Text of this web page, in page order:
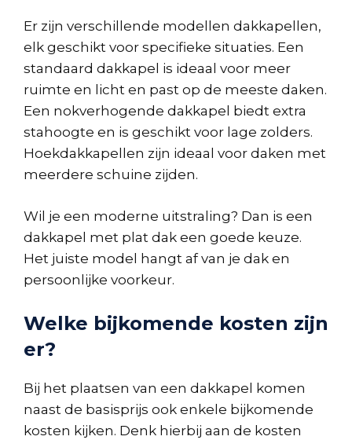
Er zijn verschillende modellen dakkapellen,
elk geschikt voor specifieke situaties. Een
standaard dakkapel is ideaal voor meer
ruimte en licht en past op de meeste daken.
Een nokverhogende dakkapel biedt extra
stahoogte en is geschikt voor lage zolders.
Hoekdakkapellen zijn ideaal voor daken met
meerdere schuine zijden.
Wil je een moderne uitstraling? Dan is een
dakkapel met plat dak een goede keuze.
Het juiste model hangt af van je dak en
persoonlijke voorkeur.
Welke bijkomende kosten zijn
er?
Bij het plaatsen van een dakkapel komen
naast de basisprijs ook enkele bijkomende
kosten kijken. Denk hierbij aan de kosten